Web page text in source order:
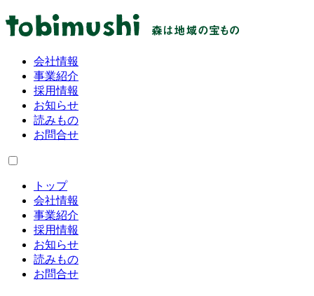
会社情報
事業紹介
採用情報
お知らせ
読みもの
お問合せ
トップ
会社情報
事業紹介
採用情報
お知らせ
読みもの
お問合せ